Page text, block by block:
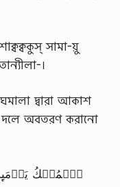
সামা-য়ু
।
দ্বারা আকাশ
দলে অবতরণ করানো
ٱلۡمُلۡكُ